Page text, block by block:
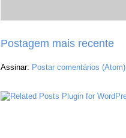
Postagem mais recente
Assinar: Postar comentários (Atom)